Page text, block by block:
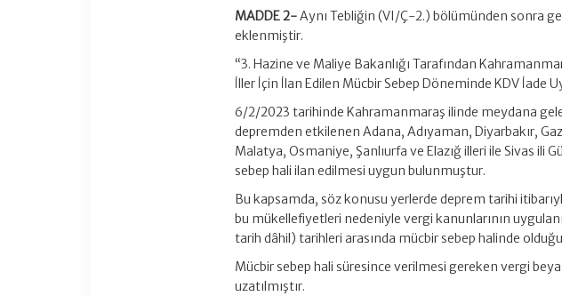
MADDE 2-Aynı Tebliğin (VI/Ç-2.) bölümünden sonra
eklenmiştir.
“3. Hazine ve Maliye Bakanlığı Tarafından
İller İçin İlan Edilen Mücbir Sebep Döneminde KDV İade
6/2/2023 tarihinde Kahramanmaraş ilinde meydana
depremden etkilenen Adana, Adıyaman, Diyarbakır,
Malatya, Osmaniye, Şanlıurfa ve Elazığ illeri ile Sivas ili
sebep hali ilan edilmesi uygun bulunmuştur.
Bu kapsamda, söz konusu yerlerde deprem tarihi
bu mükellefiyetleri nedeniyle vergi kanunlarının
tarih dâhil) tarihleri arasında mücbir sebep halinde
Mücbir sebep hali süresince verilmesi gereken vergi
uzatılmıştır.